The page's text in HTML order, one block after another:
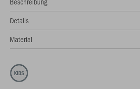
Details
Material